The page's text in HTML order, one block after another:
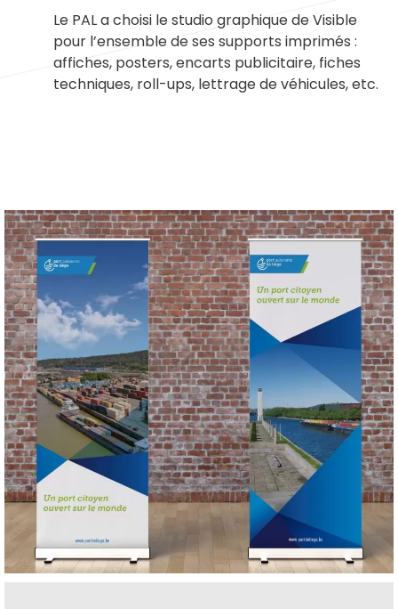
Le PAL a choisi le studio graphique de Visible
pour l’ensemble de ses supports imprimés :
affiches, posters, encarts publicitaire, fiches
techniques, roll-ups, lettrage de véhicules, etc.